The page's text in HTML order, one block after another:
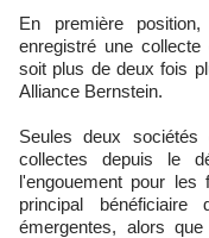
En première position, le spécialiste obligataire PIMCO a
enregistré une
soit plus de deux fois
Alliance Bernstein.
Seules deux
collectes depuis le
l'engouement pour les
principal
émergentes, alors